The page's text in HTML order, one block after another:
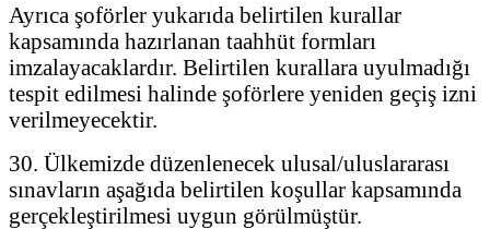
Ayrıca şoförler yukarıda belirtilen kurallar
kapsamında hazırlanan taahhüt formları
imzalayacaklardır. Belirtilen kurallara uyulmadığı
tespit edilmesi halinde şoförlere yeniden geçiş izni
verilmeyecektir.
30. Ülkemizde düzenlenecek ulusal/uluslararası
sınavların aşağıda belirtilen koşullar kapsamında
gerçekleştirilmesi uygun görülmüştür.